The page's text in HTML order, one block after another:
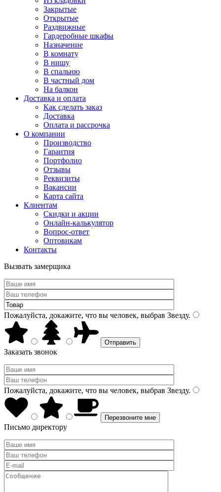
Закрытые
Открытые
Раздвижные
Гардеробные шкафы
Назначение
В комнату
В нишу
В спальню
В частный дом
На балкон
Доставка и оплата
Как сделать заказ
Доставка
Оплата и рассрочка
О компании
Производство
Гарантия
Портфолио
Отзывы
Реквизиты
Вакансии
Карта сайта
Клиентам
Скидки и акции
Онлайн-калькулятор
Вопрос-ответ
Оптовикам
Контакты
Вызвать замерщика
Пожалуйста, докажите, что вы человек, выбрав Звезду.
Заказать звонок
Пожалуйста, докажите, что вы человек, выбрав Звезду.
Письмо директору